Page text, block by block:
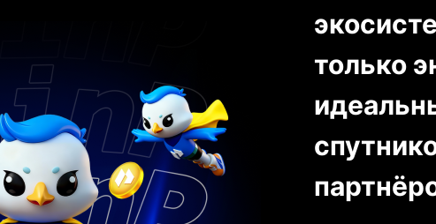
только